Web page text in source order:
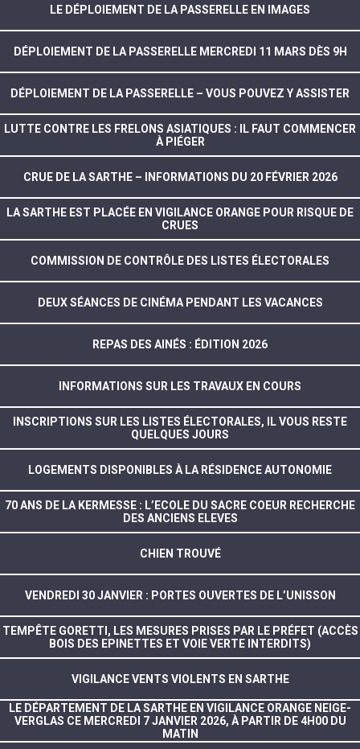
LE DÉPLOIEMENT DE LA PASSERELLE EN IMAGES
DÉPLOIEMENT DE LA PASSERELLE MERCREDI 11 MARS DÈS 9H
DÉPLOIEMENT DE LA PASSERELLE – VOUS POUVEZ Y ASSISTER
LUTTE CONTRE LES FRELONS ASIATIQUES : IL FAUT COMMENCER
À PIÉGER
CRUE DE LA SARTHE – INFORMATIONS DU 20 FÉVRIER 2026
LA SARTHE EST PLACÉE EN VIGILANCE ORANGE POUR RISQUE DE
CRUES
COMMISSION DE CONTRÔLE DES LISTES ÉLECTORALES
DEUX SÉANCES DE CINÉMA PENDANT LES VACANCES
REPAS DES AINÉS : ÉDITION 2026
INFORMATIONS SUR LES TRAVAUX EN COURS
INSCRIPTIONS SUR LES LISTES ÉLECTORALES, IL VOUS RESTE
QUELQUES JOURS
LOGEMENTS DISPONIBLES À LA RÉSIDENCE AUTONOMIE
70 ANS DE LA KERMESSE : L’ECOLE DU SACRE COEUR RECHERCHE
DES ANCIENS ELEVES
CHIEN TROUVÉ
VENDREDI 30 JANVIER : PORTES OUVERTES DE L’UNISSON
TEMPÊTE GORETTI, LES MESURES PRISES PAR LE PRÉFET (ACCÈS
BOIS DES EPINETTES ET VOIE VERTE INTERDITS)
VIGILANCE VENTS VIOLENTS EN SARTHE
LE DÉPARTEMENT DE LA SARTHE EN VIGILANCE ORANGE NEIGE-
VERGLAS CE MERCREDI 7 JANVIER 2026, À PARTIR DE 4H00 DU
MATIN